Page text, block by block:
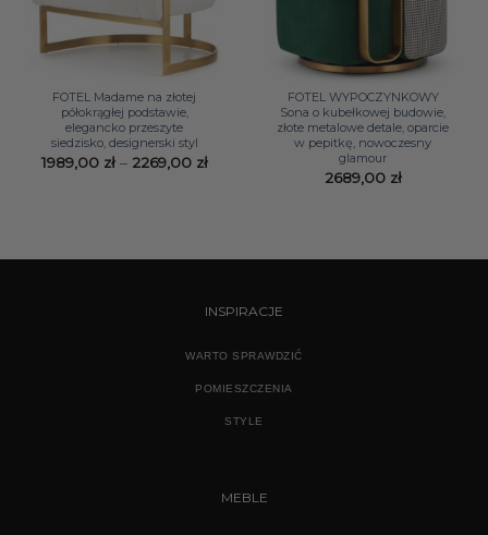
FOTEL Madame na złotej
półokrągłej podstawie,
elegancko przeszyte
siedzisko, designerski styl
1989,00 zł – 2269,00 złZakres
FOTEL WYPOCZYNKOWY
Sona o kubełkowej budowie,
złote metalowe detale, oparcie
w pepitkę, nowoczesny
glamour
2689,00 zł
INSPIRACJE
WARTO SPRAWDZIĆ
POMIESZCZENIA
STYLE
MEBLE